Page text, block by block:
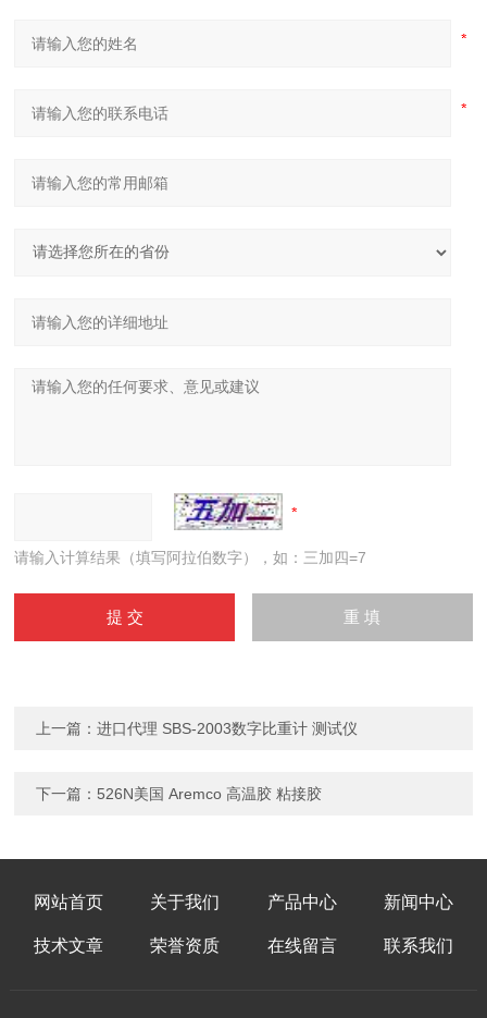
请输入计算结果（填写阿拉伯数字），如：三加四=7
上一篇：进口代理 SBS-2003数字比重计 测试仪
下一篇： 526N美国 Aremco 高温胶 粘接胶
网站首页 关于我们 产品中心 新闻中心
技术文章 荣誉资质 在线留言 联系我们